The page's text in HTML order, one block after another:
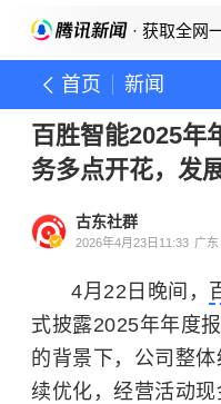
· 获取全网
首页 新闻
百胜智能2025年
务多点开花，发
古东社群
2026年4月23日11:33 广东
4月22日晚间，
式披露2025年年度
的背景下，公司整
续优化，经营活动